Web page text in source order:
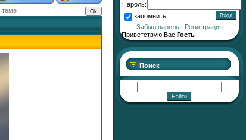
Пароль:
запомнить
Забыл пароль| Регистрация
Приветствую Вас Гость
Поиск